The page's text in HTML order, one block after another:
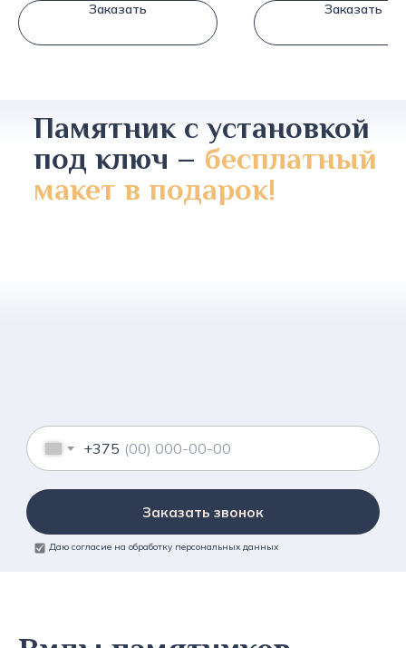
Заказать Заказать
Памятник с установкой
под ключ – бесплатный
макет в подарок!
+375
Заказать звонок
Даю согласие на обработку персональных данных